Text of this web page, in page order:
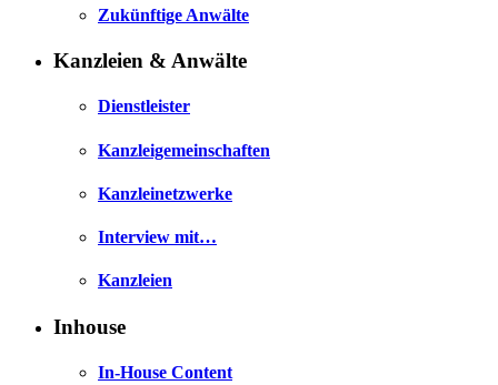
Zukünftige Anwälte
Kanzleien & Anwälte
Dienstleister
Kanzleigemeinschaften
Kanzleinetzwerke
Interview mit…
Kanzleien
Inhouse
In-House Content